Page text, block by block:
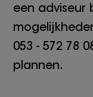
een adviseur
053 - 572 78
plannen.